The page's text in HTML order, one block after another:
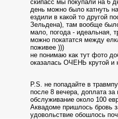
скипасс мы покупали на 6
день можно было катнуть
ездили в какой то другой
Зельдена), там вообще
мало, погода - идеальная,
можно покататся между
поживее )))
не понимаю как тут фото
оказалась ОЧЕНЬ крутой
Р.S. не попадайте в
после 8 вечера, доплата за
обслуживание около 100
Аквадоме пришлось бровь
удовольствие обошлось